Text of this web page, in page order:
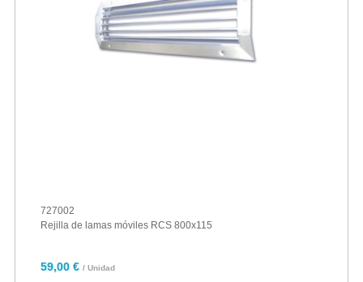
727002
Rejilla de lamas móviles RCS 800x115
59,00 € / Unidad